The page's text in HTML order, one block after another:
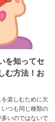
を知ってセ
む方法！お
楽しむために欠
つも同じ種類の
いのではないで